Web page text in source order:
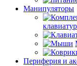
Манипуляторы
Периферия и